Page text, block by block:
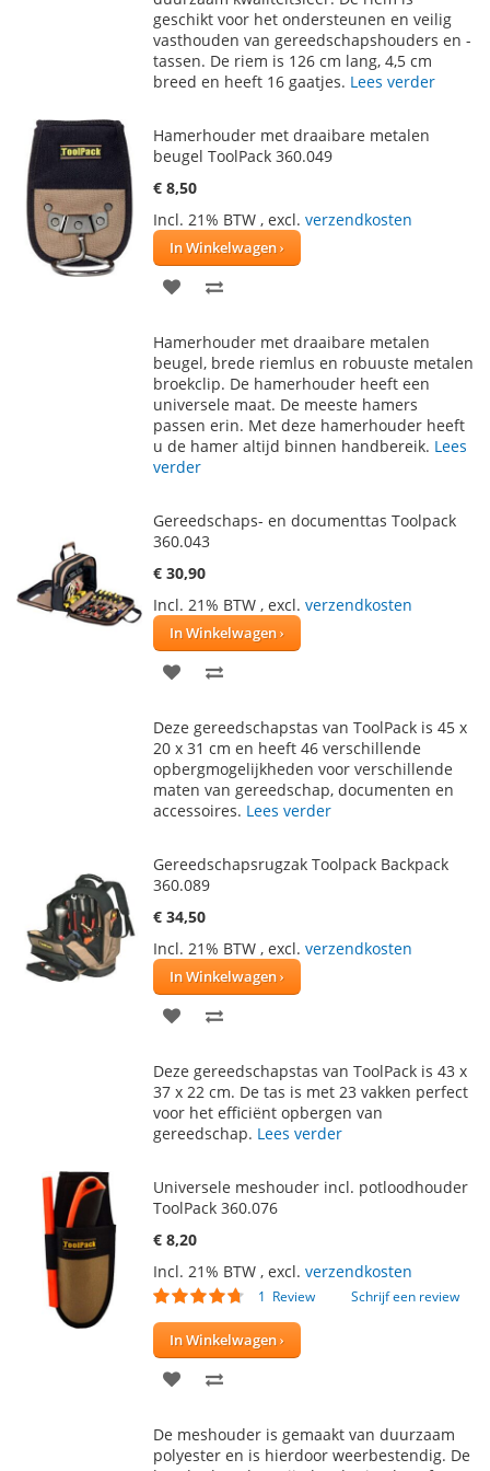
VERLANGLIJST
VERGELIJKEN
geschikt voor het ondersteunen en veilig
vasthouden van gereedschapshouders en -
tassen. De riem is 126 cm lang, 4,5 cm
breed en heeft 16 gaatjes. Lees verder
Hamerhouder met draaibare metalen
beugel ToolPack 360.049
€ 8,50
Incl. 21% BTW , excl. verzendkosten
In Winkelwagen
VOEG
AAN
VERLANGLIJST
TE
VERGELIJKEN
Hamerhouder met draaibare metalen
beugel, brede riemlus en robuuste metalen
broekclip. De hamerhouder heeft een
universele maat. De meeste hamers
passen erin. Met deze hamerhouder heeft
u de hamer altijd binnen handbereik. Lees
verder
Gereedschaps- en documenttas Toolpack
360.043
€ 30,90
Incl. 21% BTW , excl. verzendkosten
In Winkelwagen
VOEG
AAN
VERLANGLIJST
TE
VERGELIJKEN
Deze gereedschapstas van ToolPack is 45 x
20 x 31 cm en heeft 46 verschillende
opbergmogelijkheden voor verschillende
maten van gereedschap, documenten en
accessoires. Lees verder
Gereedschapsrugzak Toolpack Backpack
360.089
€ 34,50
Incl. 21% BTW , excl. verzendkosten
In Winkelwagen
VOEG
AAN
VERLANGLIJST
TE
VERGELIJKEN
Deze gereedschapstas van ToolPack is 43 x
37 x 22 cm. De tas is met 23 vakken perfect
voor het efficiënt opbergen van
gereedschap. Lees verder
Universele meshouder incl. potloodhouder
ToolPack 360.076
€ 8,20
Incl. 21% BTW , excl. verzendkosten
Waardering:
1 Review Schrijf een review
In Winkelwagen
VOEG
AAN TE
De meshouder is gemaakt van duurzaam
polyester en is hierdoor weerbestendig. De